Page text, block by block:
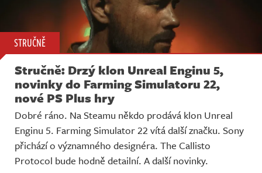
STRUČNĚ
Stručně: Drzý klon Unreal Enginu 5,
novinky do Farming Simulatoru 22,
nové PS Plus hry
Dobré ráno. Na Steamu někdo prodává klon Unreal
Enginu 5. Farming Simulator 22 vítá další značku. Sony
přichází o významného designéra. The Callisto
Protocol bude hodně detailní. A další novinky.